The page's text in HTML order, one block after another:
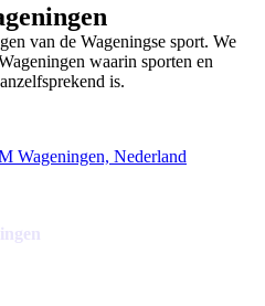
van de Wageningse sport. We
waarin sporten en
is.
Wageningen, Nederland